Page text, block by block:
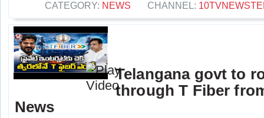
CATEGORY: NEWS CHANNEL:
Telangana govt to
through T Fiber
News